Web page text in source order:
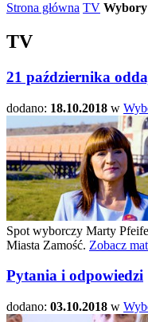
Strona główna TV Wybory
TV
21 października
dodano: 18.10.2018 w
Spot wyborczy Marty
Miasta Zamość. Zobacz
Pytania i odpowiedzi
dodano: 03.10.2018 w